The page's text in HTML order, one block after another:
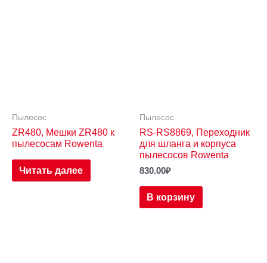
Пылесос
ZR480, Мешки ZR480 к
пылесосам Rowenta
Читать далее
Пылесос
RS-RS8869, Переходник
для шланга и корпуса
пылесосов Rowenta
830.00₽
В корзину